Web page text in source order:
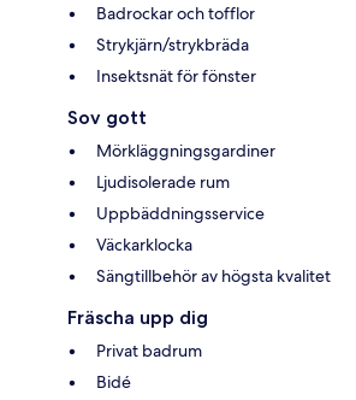
Badrockar och tofflor
Strykjärn/strykbräda
Insektsnät för fönster
Sov gott
Mörkläggningsgardiner
Ljudisolerade rum
Uppbäddningsservice
Väckarklocka
Sängtillbehör av högsta kvalitet
Fräscha upp dig
Privat badrum
Bidé